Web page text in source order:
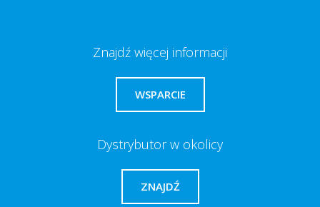
Znajdź więcej informacji
WSPARCIE
Dystrybutor w okolicy
ZNAJDŹ